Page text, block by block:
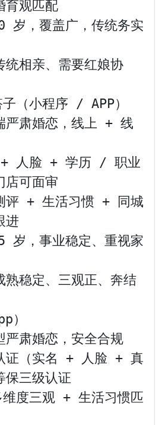
育观匹配
岁，覆盖广，传统务实
统相亲、需要红娘协
（小程序 / APP）
严肃婚恋，线上 + 线
+ 人脸 + 学历 / 职业
店可面审
评 + 生活习惯 + 同城
进
岁，事业稳定、重视家
熟稳定、三观正、奔结
）
严肃婚恋，安全合规
证（实名 + 人脸 + 真
保三级认证
度三观 + 生活习惯匹